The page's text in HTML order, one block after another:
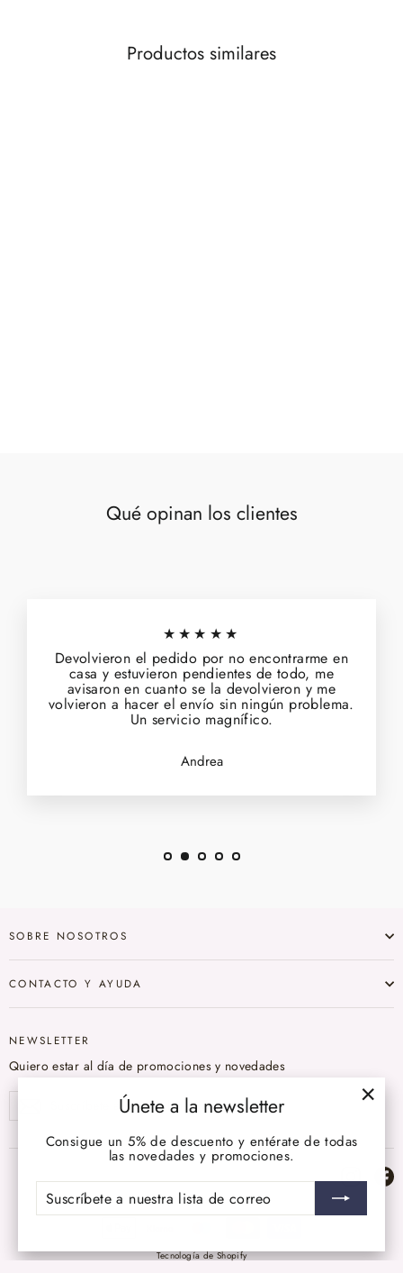
Únete a la newsletter
Consigue un 5% de descuento y entérate de todas
las novedades y promociones.
SUSCRÍBETE
NUESTRA
LISTA
Productos similares
Qué opinan los clientes
★★★★★
Devolvieron el pedido por no encontrarme en
casa y estuvieron pendientes de todo, me
avisaron en cuanto se la devolvieron y me
volvieron a hacer el envío sin ningún problema.
Un servicio magnífico.
Andrea
SOBRE NOSOTROS
CONTACTO Y AYUDA
NEWSLETTER
Quiero estar al día de promociones y novedades
Suscríbete
nuestra
Tecnología de Shopify